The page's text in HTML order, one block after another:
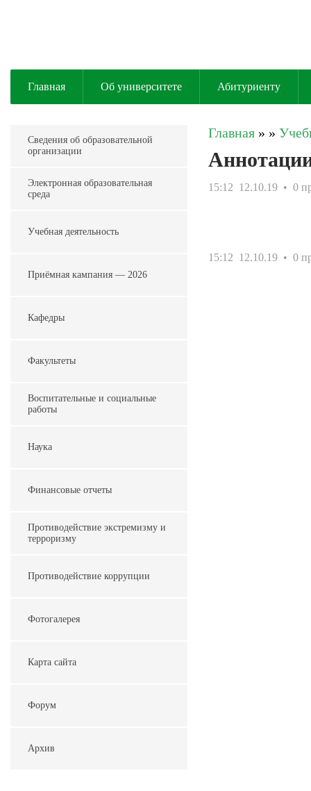
Главная Об университете Абитуриенту
Сведения об образовательной
организации
Электронная образовательная
среда
Учебная деятельность
Приёмная кампания — 2026
Кафедры
Факультеты
Воспитательные и социальные
работы
Наука
Финансовые отчеты
Противодействие экстремизму и
терроризму
Противодействие коррупции
Фотогалерея
Карта сайта
Форум
Архив
Главная » »
15:12 12.10.19 • 0
15:12 12.10.19 • 0